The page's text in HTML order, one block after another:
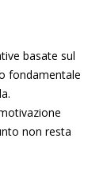
basate sul
fondamentale
non resta